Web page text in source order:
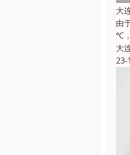
大
由
℃
大
23-